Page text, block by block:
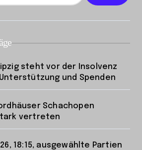
steht vor der Insolvenz
und Spenden
Schachopen
vertreten
18:15, ausgewählte Partien